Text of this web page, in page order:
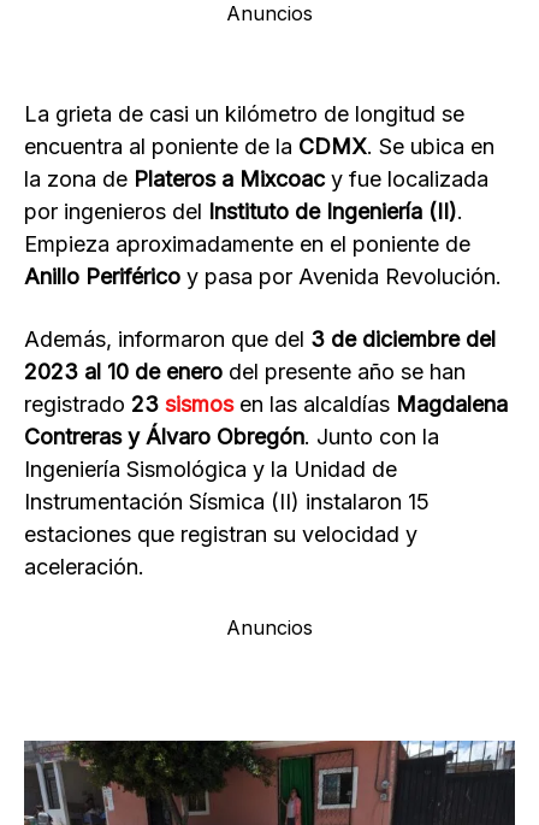
Anuncios
La grieta de casi un kilómetro de longitud se
encuentra al poniente de la CDMX. Se ubica en
la zona de Plateros a Mixcoacy fue localizada
por ingenieros del Instituto de Ingeniería (II).
Empieza aproximadamente en el poniente de
Anillo Periférico y pasa por Avenida Revolución.
Además, informaron que del 3 de diciembre del
2023 al 10 de enero del presente año se han
registrado 23 sismos en las alcaldías Magdalena
Contreras y Álvaro Obregón. Junto con la
Ingeniería Sismológica y la Unidad de
Instrumentación Sísmica (II) instalaron 15
estaciones que registran su velocidad y
aceleración.
Anuncios